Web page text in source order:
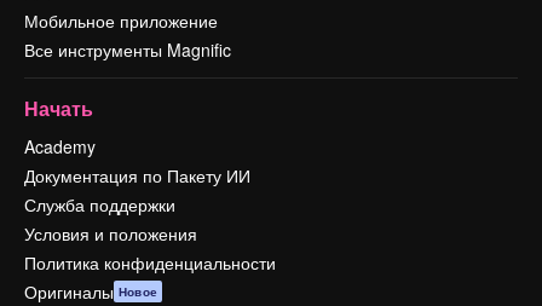
Мобильное приложение
Все инструменты Magnific
Начать
Academy
Документация по Пакету ИИ
Служба поддержки
Условия и положения
Политика конфиденциальности
Оригиналы Новое